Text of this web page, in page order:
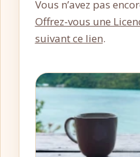
Vous n’avez pas
Offrez-vous une
suivant ce lien.